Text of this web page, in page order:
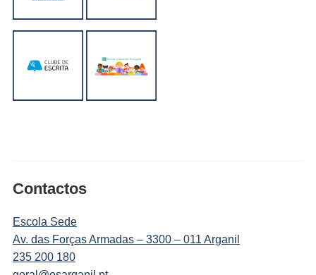
Contactos
Escola Sede
Av. das Forças Armadas – 3300 – 011 Arganil
235 200 180